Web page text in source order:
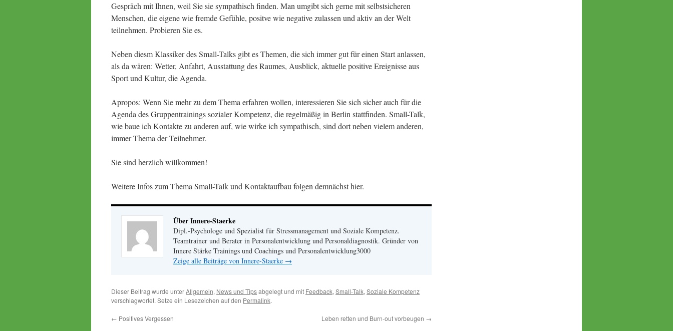
Gespräch mit Ihnen, weil Sie sie sympathisch finden. Man umgibt sich gerne mit selbstsicheren
Menschen, die eigene wie fremde Gefühle, positve wie negative zulassen und aktiv an der Welt
teilnehmen. Probieren Sie es.
Neben diesm Klassiker des Small-Talks gibt es Themen, die sich immer gut für einen Start anlassen,
als da wären: Wetter, Anfahrt, Ausstattung des Raumes, Ausblick, aktuelle positive Ereignisse aus
Sport und Kultur, die Agenda.
Apropos: Wenn Sie mehr zu dem Thema erfahren wollen, interessieren Sie sich sicher auch für die
Agenda des Gruppentrainings sozialer Kompetenz, die regelmäßig in Berlin stattfinden. Small-Talk,
wie baue ich Kontakte zu anderen auf, wie wirke ich sympathisch, sind dort neben vielem anderen,
immer Thema der Teilnehmer.
Sie sind herzlich willkommen!
Weitere Infos zum Thema Small-Talk und Kontaktaufbau folgen demnächst hier.
Über Innere-Staerke
Dipl.-Psychologe und Spezialist für Stressmanagement und Soziale Kompetenz.
Teamtrainer und Berater in Personalentwicklung und Personaldiagnostik. Gründer von
Innere Stärke Trainings und Coachings und Personalentwicklung3000
Zeige alle Beiträge von Innere-Staerke →
Dieser Beitrag wurde unterAllgemein, News und Tipsabgelegt und mit Feedback, Small-Talk, Soziale Kompetenz
verschlagwortet. Setze ein Lesezeichen auf den Permalink.
← Positives Vergessen Leben retten und Burn-out vorbeugen →